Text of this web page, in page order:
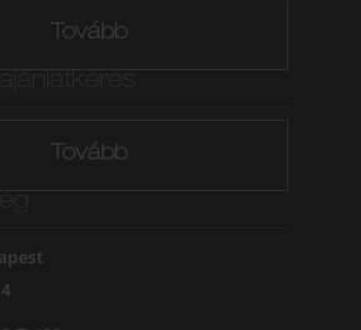
Tovább
Tovább